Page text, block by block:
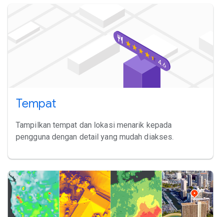
Tempat
Tampilkan tempat dan lokasi menarik kepada
pengguna dengan detail yang mudah diakses.